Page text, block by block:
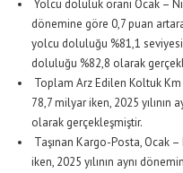
Yolcu doluluk oranı Ocak –
dönemine göre 0,7 puan
yolcu doluluğu %81,1
doluluğu %82,8 olarak
Toplam Arz Edilen Koltuk
78,7 milyar iken, 2025 yılının
olarak gerçekleşmiştir.
Taşınan Kargo-Posta, Ocak
iken, 2025 yılının aynı